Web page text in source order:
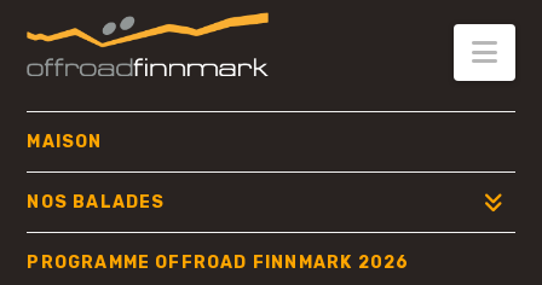
OFFROAD
FINNMARK
MAISON
NOS BALADES
PROGRAMME OFFROAD FINNMARK 2026